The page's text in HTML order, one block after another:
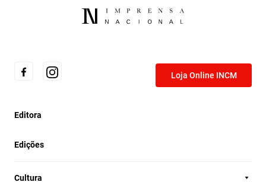
Loja Online INCM
Editora
Edições
Cultura